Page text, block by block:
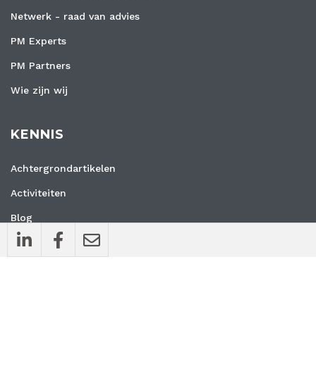
Netwerk - raad van advies
PM Experts
PM Partners
Wie zijn wij
KENNIS
Achtergrondartikelen
Activiteiten
Blog
Interviews